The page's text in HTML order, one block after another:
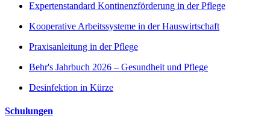
Expertenstandard Kontinenzförderung in der Pflege
Kooperative Arbeitssysteme in der Hauswirtschaft
Praxisanleitung in der Pflege
Behr's Jahrbuch 2026 – Gesundheit und Pflege
Desinfektion in Kürze
Schulungen